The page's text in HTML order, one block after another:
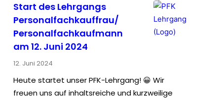
Start des Lehrgangs
Personalfachkauffrau/
Personalfachkaufmann
am 12. Juni 2024
12. Juni 2024
Heute startet unser PFK-Lehrgang! 😀 Wir
freuen uns auf inhaltsreiche und kurzweilige